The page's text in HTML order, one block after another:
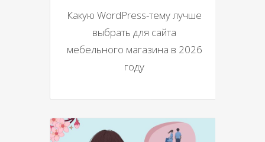
Какую WordPress-тему лучше
выбрать для сайта
мебельного магазина в 2026
году